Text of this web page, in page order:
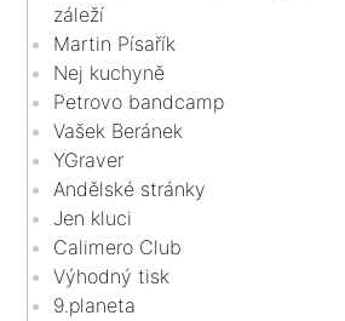
záleží
Martin Písařík
Nej kuchyně
Petrovo bandcamp
Vašek Beránek
YGraver
Andělské stránky
Jen kluci
Calimero Club
Výhodný tisk
9.planeta